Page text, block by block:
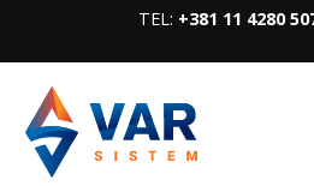
content
TEL: +381 11 4280